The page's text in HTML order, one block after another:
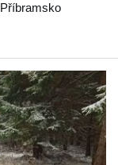
Příbramsko